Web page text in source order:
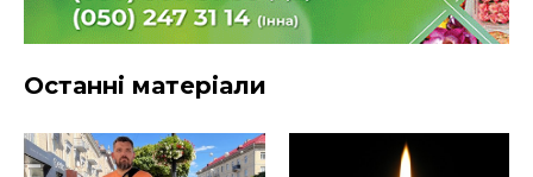
Останні матеріали